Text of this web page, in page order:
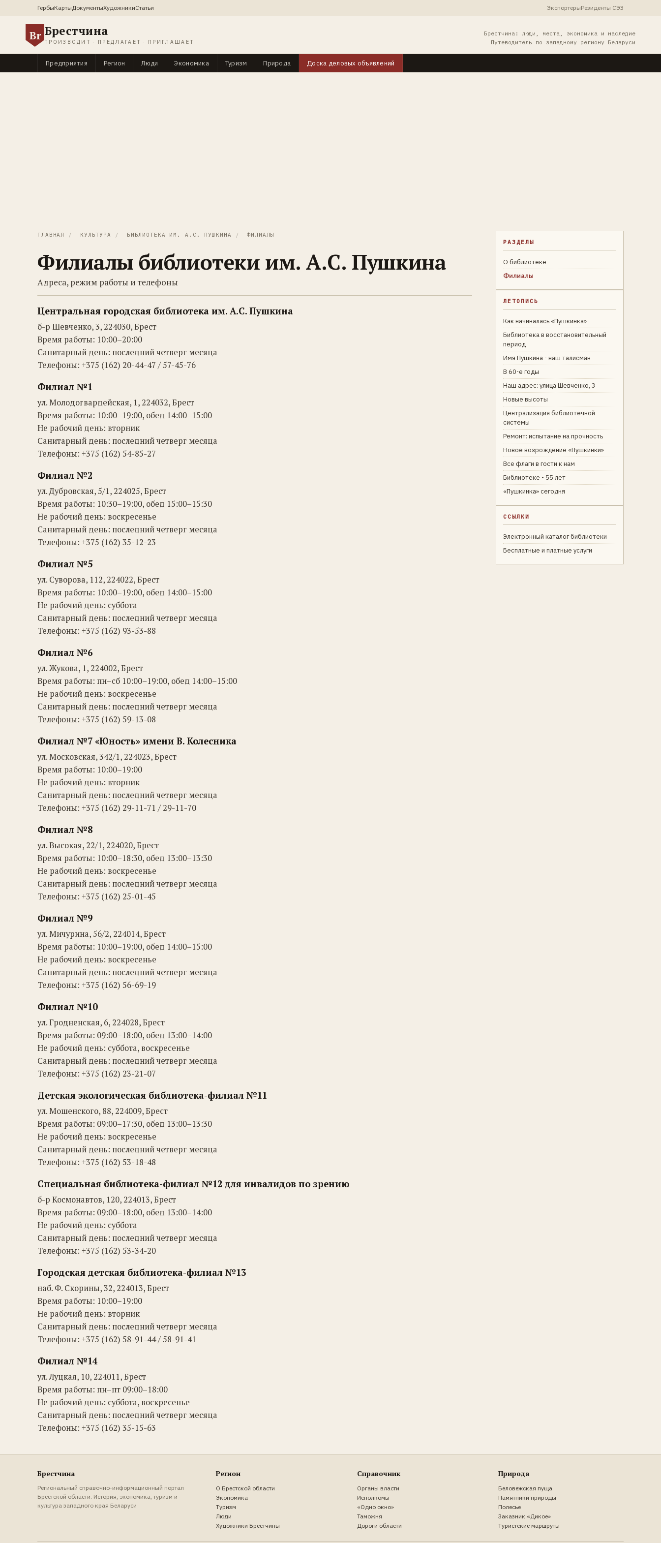
ГербыКартыДокументыХудожникиСтатьи ЭкспортерыРезиденты СЭЗ
Br Брестчина
ПРОИЗВОДИТ · ПРЕДЛАГАЕТ · ПРИГЛАШАЕТ
Брестчина: люди, места, экономика и наследие
Путеводитель по западному региону Беларуси
Предприятия Регион Люди Экономика Туризм Природа Доска деловых объявлений
ГЛАВНАЯ / КУЛЬТУРА / БИБЛИОТЕКА ИМ. А.С. ПУШКИНА / ФИЛИАЛЫ
Филиалы библиотеки им. А.С. Пушкина
Адреса, режим работы и телефоны
Центральная городская библиотека им. А.С. Пушкина
б-р Шевченко, 3, 224030, Брест
Время работы: 10:00–20:00
Санитарный день: последний четверг месяца
Телефоны: +375 (162) 20-44-47 / 57-45-76
Филиал №1
ул. Молодогвардейская, 1, 224032, Брест
Время работы: 10:00–19:00, обед 14:00–15:00
Не рабочий день: вторник
Санитарный день: последний четверг месяца
Телефоны: +375 (162) 54-85-27
Филиал №2
ул. Дубровская, 5/1, 224025, Брест
Время работы: 10:30–19:00, обед 15:00–15:30
Не рабочий день: воскресенье
Санитарный день: последний четверг месяца
Телефоны: +375 (162) 35-12-23
Филиал №5
ул. Суворова, 112, 224022, Брест
Время работы: 10:00–19:00, обед 14:00–15:00
Не рабочий день: суббота
Санитарный день: последний четверг месяца
Телефоны: +375 (162) 93-53-88
Филиал №6
ул. Жукова, 1, 224002, Брест
Время работы: пн–сб 10:00–19:00, обед 14:00–15:00
Не рабочий день: воскресенье
Санитарный день: последний четверг месяца
Телефоны: +375 (162) 59-13-08
Филиал №7 «Юность» имени В. Колесника
ул. Московская, 342/1, 224023, Брест
Время работы: 10:00–19:00
Не рабочий день: вторник
Санитарный день: последний четверг месяца
Телефоны: +375 (162) 29-11-71 / 29-11-70
Филиал №8
ул. Высокая, 22/1, 224020, Брест
Время работы: 10:00–18:30, обед 13:00–13:30
Не рабочий день: воскресенье
Санитарный день: последний четверг месяца
Телефоны: +375 (162) 25-01-45
Филиал №9
ул. Мичурина, 56/2, 224014, Брест
Время работы: 10:00–19:00, обед 14:00–15:00
Не рабочий день: воскресенье
Санитарный день: последний четверг месяца
Телефоны: +375 (162) 56-69-19
Филиал №10
ул. Гродненская, 6, 224028, Брест
Время работы: 09:00–18:00, обед 13:00–14:00
Не рабочий день: суббота, воскресенье
Санитарный день: последний четверг месяца
Телефоны: +375 (162) 23-21-07
Детская экологическая библиотека-филиал №11
ул. Мошенского, 88, 224009, Брест
Время работы: 09:00–17:30, обед 13:00–13:30
Не рабочий день: воскресенье
Санитарный день: последний четверг месяца
Телефоны: +375 (162) 53-18-48
Специальная библиотека-филиал №12 для инвалидов по зрению
б-р Космонавтов, 120, 224013, Брест
Время работы: 09:00–18:00, обед 13:00–14:00
Не рабочий день: суббота
Санитарный день: последний четверг месяца
Телефоны: +375 (162) 53-34-20
Городская детская библиотека-филиал №13
наб. Ф. Скорины, 32, 224013, Брест
Время работы: 10:00–19:00
Не рабочий день: вторник
Санитарный день: последний четверг месяца
Телефоны: +375 (162) 58-91-44 / 58-91-41
Филиал №14
ул. Луцкая, 10, 224011, Брест
Время работы: пн–пт 09:00–18:00
Не рабочий день: суббота, воскресенье
Санитарный день: последний четверг месяца
Телефоны: +375 (162) 35-15-63
РАЗДЕЛЫ
О библиотеке
Филиалы
ЛЕТОПИСЬ
Как начиналась «Пушкинка»
Библиотека в восстановительный
период
Имя Пушкина - наш талисман
В 60-е годы
Наш адрес: улица Шевченко, 3
Новые высоты
Централизация библиотечной
системы
Ремонт: испытание на прочность
Новое возрождение «Пушкинки»
Все флаги в гости к нам
Библиотеке - 55 лет
«Пушкинка» сегодня
ССЫЛКИ
Электронный каталог библиотеки
Бесплатные и платные услуги
Брестчина
Региональный справочно-информационный портал
Брестской области. История, экономика, туризм и
культура западного края Беларуси
Регион
О Брестской области
Экономика
Туризм
Люди
Художники Брестчины
Справочник
Органы власти
Исполкомы
«Одно окно»
Таможня
Дороги области
Природа
Беловежская пуща
Памятники природы
Полесье
Заказник «Дикое»
Туристские маршруты